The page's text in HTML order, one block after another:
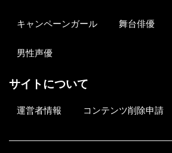
キャンペーンガール 舞台俳優
男性声優
サイトについて
運営者情報 コンテンツ削除申請